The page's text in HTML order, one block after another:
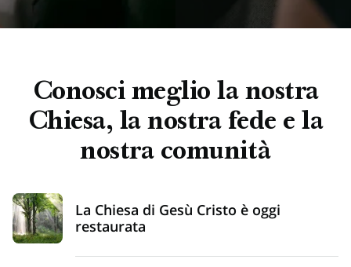
Conosci meglio la nostra
Chiesa, la nostra fede e la
nostra comunità
La Chiesa di Gesù Cristo è oggi
restaurata